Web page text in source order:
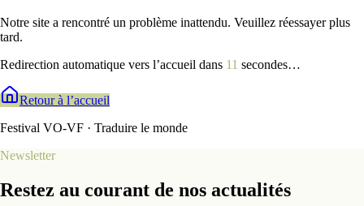
Notre site a rencontré un problème inattendu. Veuillez réessayer plus
tard.
Redirection automatique vers l’accueil dans 9 secondes…
Retour à l’accueil
Festival VO-VF · Traduire le monde
Newsletter
Restez au courant de nos actualités